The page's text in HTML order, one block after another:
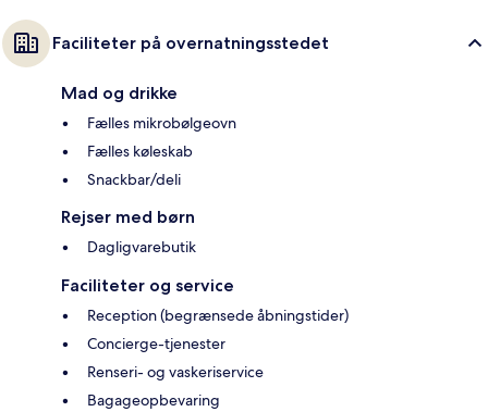
Faciliteter på overnatningsstedet
Mad og drikke
Fælles mikrobølgeovn
Fælles køleskab
Snackbar/deli
Rejser med børn
Dagligvarebutik
Faciliteter og service
Reception (begrænsede åbningstider)
Concierge-tjenester
Renseri- og vaskeriservice
Bagageopbevaring